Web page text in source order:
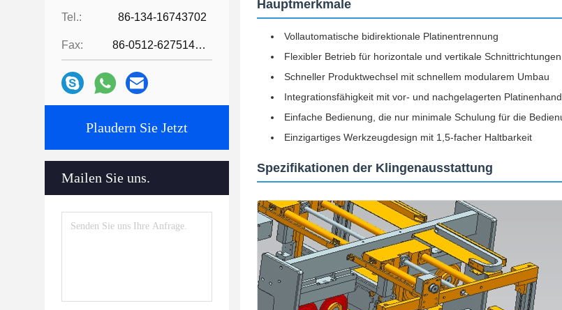
Tel.: 86-134-16743702
Fax: 86-0512-62751429
Plaudern Sie Jetzt
Mailen Sie uns.
Hauptmerkmale
Vollautomatische bidirektionale Platinentrennung
Flexibler Betrieb für horizontale und vertikale Schnittrichtungen
Schneller Produktwechsel mit schnellem modularem Umbau
Integrationsfähigkeit mit vor- und nachgelagerten
Einfache Bedienung, die nur minimale Schulung für die
Einzigartiges Werkzeugdesign mit 1,5-facher Haltbarkeit
Spezifikationen der Klingenausstattung